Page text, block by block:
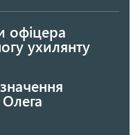
офіцера
ухилянту